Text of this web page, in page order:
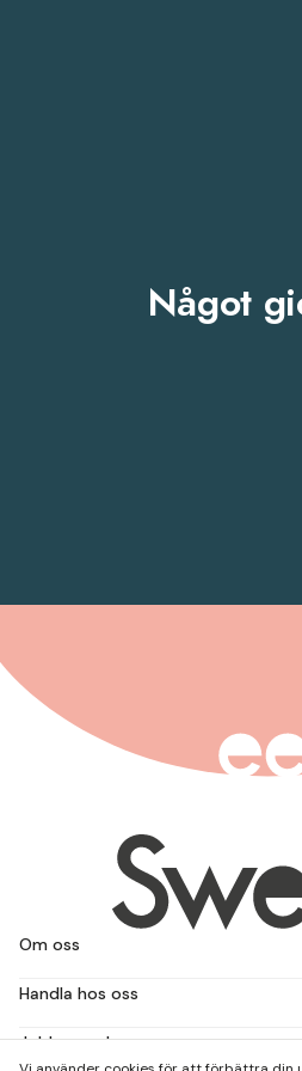
Något
Om oss
Handla hos oss
Jobba med oss